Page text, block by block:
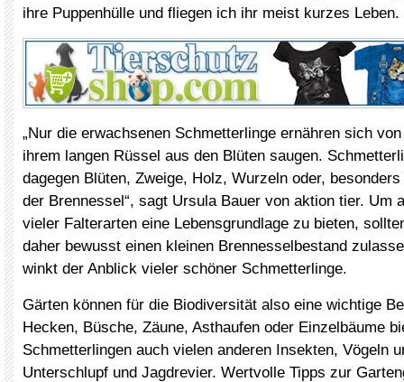
ihre Puppenhülle und fliegen ich ihr meist kurzes Leben.
„Nur die erwachsenen Schmetterlinge ernähren sich
ihrem langen Rüssel aus den Blüten saugen.
dagegen Blüten, Zweige, Holz, Wurzeln oder,
der Brennessel“, sagt Ursula Bauer von aktion tier. Um
vieler Falterarten eine Lebensgrundlage zu bieten,
daher bewusst einen kleinen Brennesselbestand
winkt der Anblick vieler schöner Schmetterlinge.
Gärten können für die Biodiversität also eine wichtige
Hecken, Büsche, Zäune, Asthaufen oder Einzelbäume
Schmetterlingen auch vielen anderen Insekten, Vögeln
Unterschlupf und Jagdrevier. Wertvolle Tipps zur